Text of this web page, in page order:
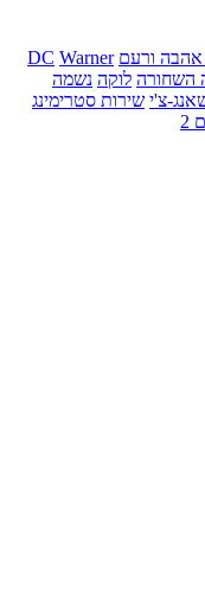
אהבה ורעם DC Warner
השחורה לוקה נשמה
צ'י שירות סטרימינג